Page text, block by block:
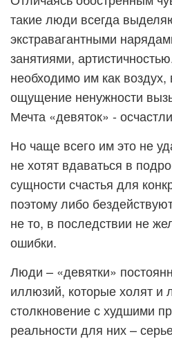
такие люди всегда
экстравагантными
занятиями,
необходимо им как воздух,
ощущение ненужности
Мечта «девяток» -
Но чаще всего им это не
не хотят вдаваться в
сущности счастья для
поэтому либо
не то, в последствии не
ошибки.
Люди – «девятки»
иллюзий, которые холят и
столкновение с худшими
реальности для них –